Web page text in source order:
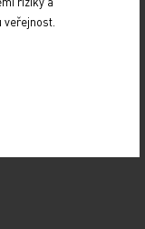
Při
mimoděk na
„proběhlo“ a
i osoby. Při